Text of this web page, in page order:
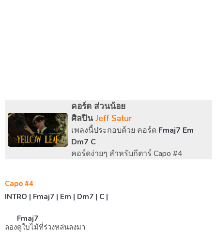
คอร์ด ส่วนน้อย
ศิลปิน Jeff Satur
เพลงนี้ประกอบด้วย คอร์ด Fmaj7 Em
Dm7 C
คอร์ดง่ายๆ สำหรับกีตาร์ Capo #4
Capo #4
INTRO | Fmaj7 | Em | Dm7 | C |
ลอง
Fmaj7
ดูใบไม้ที่ร่วงหล่นลงมา